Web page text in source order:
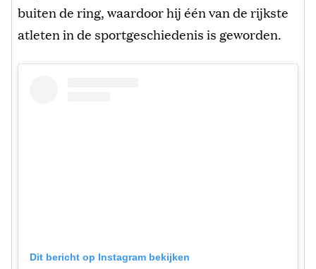
buiten de ring, waardoor hij één van de rijkste
atleten in de sportgeschiedenis is geworden.
Dit bericht op Instagram bekijken